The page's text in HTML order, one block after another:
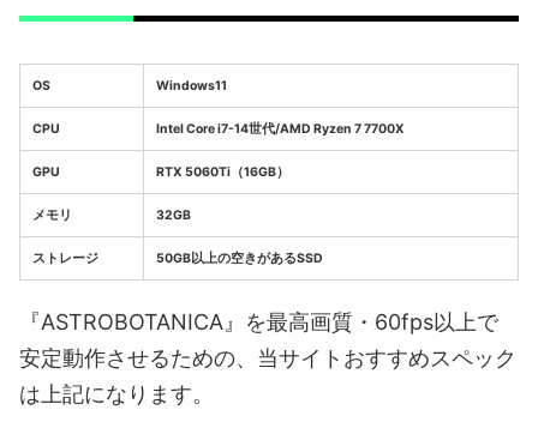
OS Windows11
CPU Intel Core i7-14世代/AMD Ryzen 7 7700X
GPU RTX 5060Ti（16GB）
メモリ 32GB
ストレージ 50GB以上の空きがあるSSD
『ASTROBOTANICA』を最高画質・60fps以上で
安定動作させるための、当サイトおすすめスペック
は上記になります。